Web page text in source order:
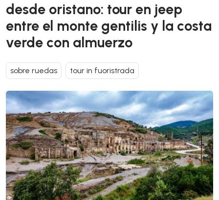
desde oristano: tour en jeep
entre el monte gentilis y la costa
verde con almuerzo
sobre ruedas tour in fuoristrada